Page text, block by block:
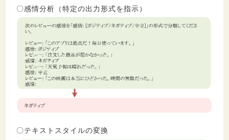
〇感情分析（特定の出力形式を指示）
〇テキストスタイルの変換